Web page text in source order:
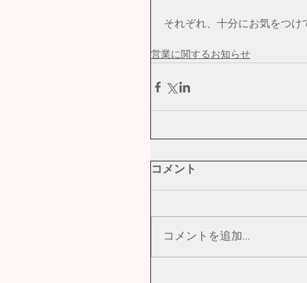
それぞれ、十分にお気をつけ
営業に関するお知らせ
コメント
コメントを追加…